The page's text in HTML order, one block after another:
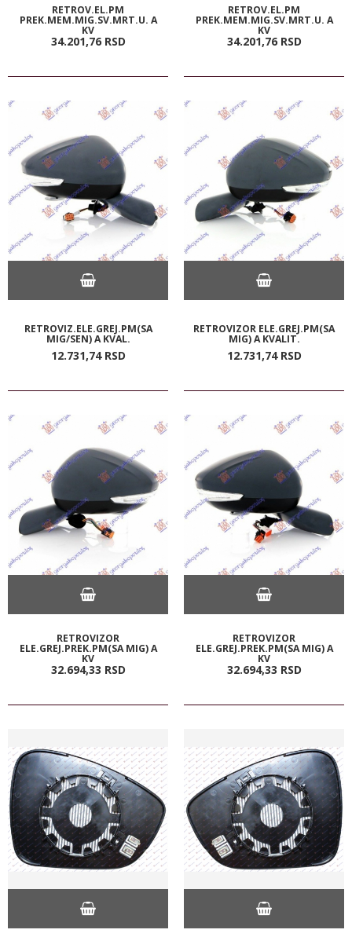
RETROV.EL.PM
PREK.MEM.MIG.SV.MRT.U. A
KV
34.201,76 RSD
RETROV.EL.PM
PREK.MEM.MIG.SV.MRT.U. A
KV
34.201,76 RSD
RETROVIZ.ELE.GREJ.PM(SA
MIG/SEN) A KVAL.
12.731,74 RSD
RETROVIZOR ELE.GREJ.PM(SA
MIG) A KVALIT.
12.731,74 RSD
RETROVIZOR
ELE.GREJ.PREK.PM(SA MIG) A
KV
32.694,33 RSD
RETROVIZOR
ELE.GREJ.PREK.PM(SA MIG) A
KV
32.694,33 RSD